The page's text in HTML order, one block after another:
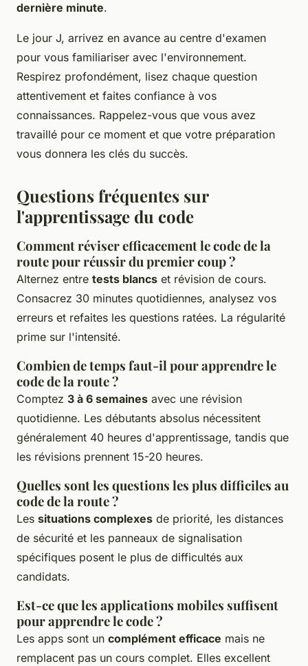
dernière minute.
Le jour J, arrivez en avance au centre d'examen
pour vous familiariser avec l'environnement.
Respirez profondément, lisez chaque question
attentivement et faites confiance à vos
connaissances. Rappelez-vous que vous avez
travaillé pour ce moment et que votre préparation
vous donnera les clés du succès.
Questions fréquentes sur
l'apprentissage du code
Comment réviser efficacement le code de la
route pour réussir du premier coup ?
Alternez entre tests blancs et révision de cours.
Consacrez 30 minutes quotidiennes, analysez vos
erreurs et refaites les questions ratées. La régularité
prime sur l'intensité.
Combien de temps faut-il pour apprendre le
code de la route ?
Comptez 3 à 6 semaines avec une révision
quotidienne. Les débutants absolus nécessitent
généralement 40 heures d'apprentissage, tandis que
les révisions prennent 15-20 heures.
Quelles sont les questions les plus difficiles au
code de la route ?
Les situations complexes de priorité, les distances
de sécurité et les panneaux de signalisation
spécifiques posent le plus de difficultés aux
candidats.
Est-ce que les applications mobiles suffisent
pour apprendre le code ?
Les apps sont un complément efficace mais ne
remplacent pas un cours complet. Elles excellent